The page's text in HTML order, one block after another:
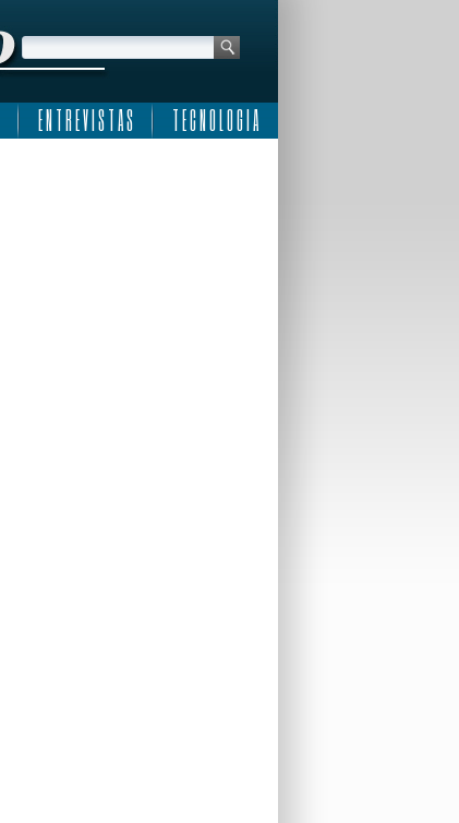
E N T R E V I S T A S T E C N O L O G I A